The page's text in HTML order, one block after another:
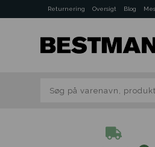
Returnering Oversigt Blog